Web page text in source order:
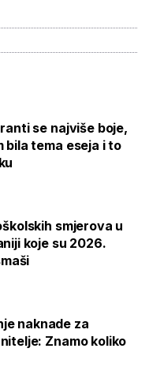
se najviše boje,
bila tema eseja i to
smjerova u
koje su 2026.
naknade za
Znamo koliko